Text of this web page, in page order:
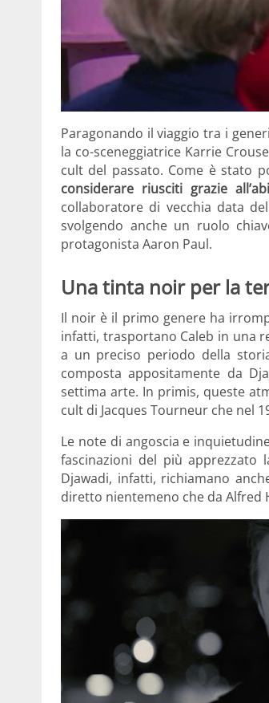
Paragonando il viaggio tra i
la co-sceneggiatrice Karrie
cult del passato. Come è stato
considerare riusciti grazie
collaboratore di vecchia data
svolgendo anche un ruolo
protagonista Aaron Paul.
Una tinta noir per la
Il noir è il primo genere ha
infatti, trasportano Caleb in una
a un preciso periodo della
composta appositamente da
settima arte. In primis, queste
cult di Jacques Tourneur che nel
Le note di angoscia e
fascinazioni del più
Djawadi, infatti, richiamano
diretto nientemeno che da Alfred